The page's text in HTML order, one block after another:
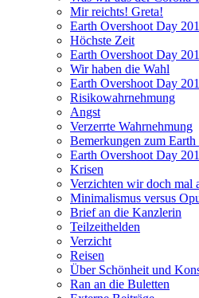
Mir reichts! Greta!
Earth Overshoot Day
Höchste Zeit
Earth Overshoot Day
Wir haben die Wahl
Earth Overshoot Day
Risikowahrnehmung
Angst
Verzerrte Wahrnehmung
Bemerkungen zum
Earth Overshoot Day
Krisen
Verzichten wir doch mal
Minimalismus versus
Brief an die Kanzlerin
Teilzeithelden
Verzicht
Reisen
Über Schönheit und
Ran an die Buletten